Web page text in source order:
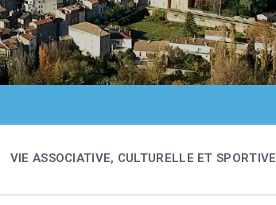
VIE ASSOCIATIVE, CULTURELLE ET SPORTIVE